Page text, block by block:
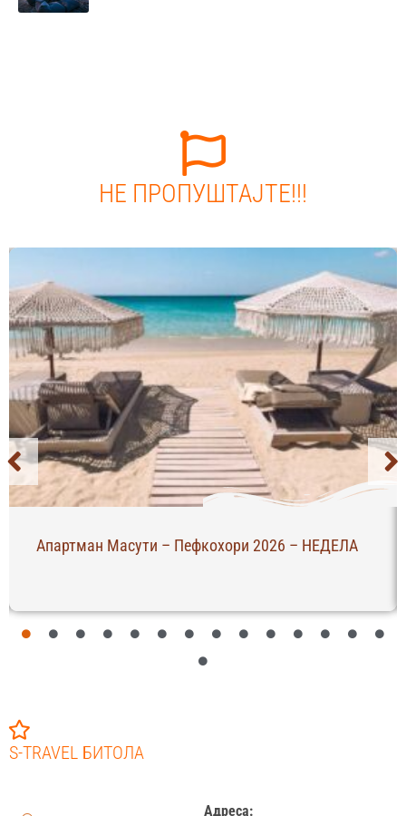
НЕ ПРОПУШТАЈТЕ!!!
Апартман Масути – Пефкохори 2026 – НЕДЕЛА
S-TRAVEL БИТОЛА
Адреса: